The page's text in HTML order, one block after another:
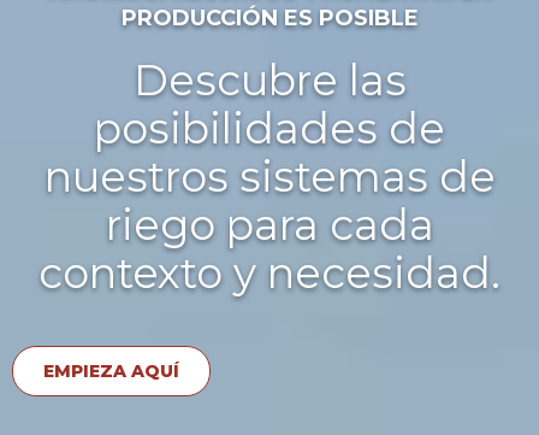
PRODUCCIÓN ES POSIBLE
Descubre las
posibilidades de
nuestros sistemas de
riego para cada
contexto y necesidad.
EMPIEZA AQUÍ